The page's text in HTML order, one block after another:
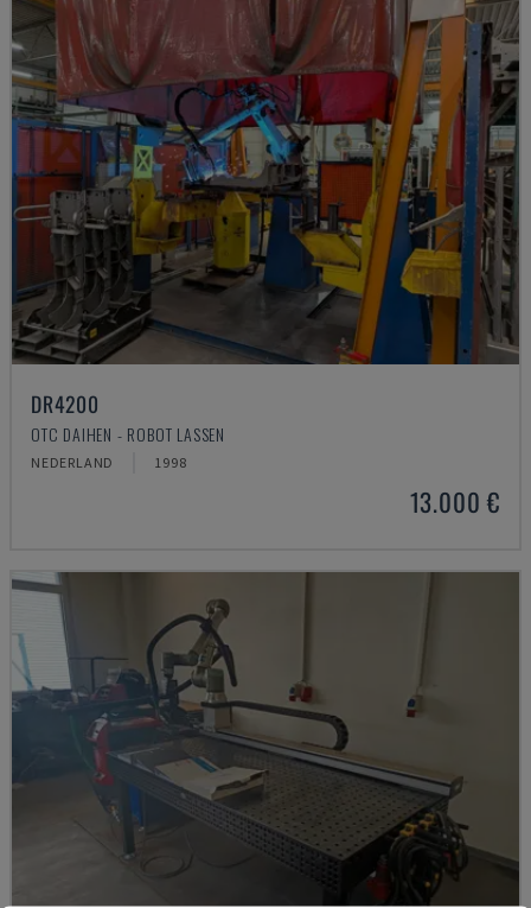
DR4200
OTC DAIHEN - ROBOT LASSEN
NEDERLAND 1998
13.000 €